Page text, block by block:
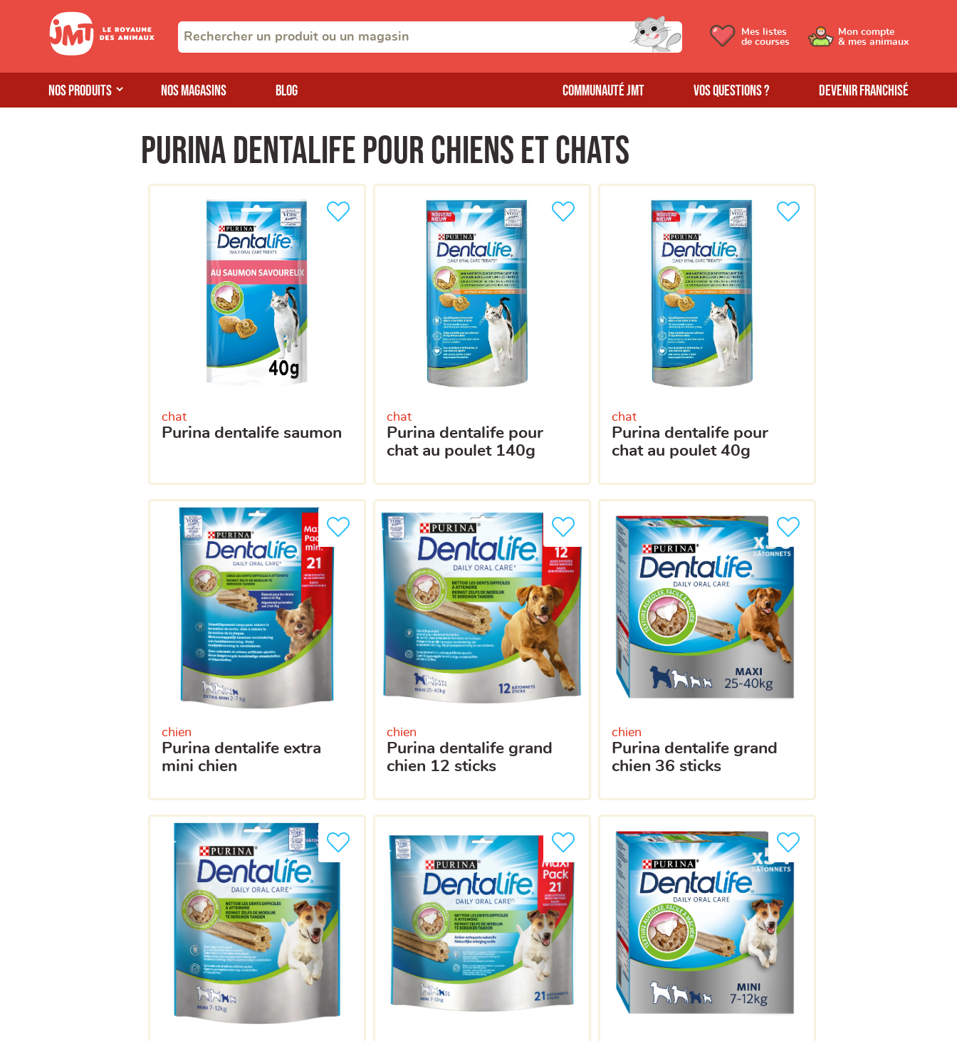
Nos produits Nos magasins Blog Communauté JMT Vos questions ? Devenir franchisé
Mes listes
de courses
Mon compte
& mes animaux
Purina Dentalife pour chiens et chats
chat
purina dentalife saumon
chat
purina dentalife pour
chat au poulet 140g
chat
purina dentalife pour
chat au poulet 40g
chien
purina dentalife extra
mini chien
chien
purina dentalife grand
chien 12 sticks
chien
purina dentalife grand
chien 36 sticks